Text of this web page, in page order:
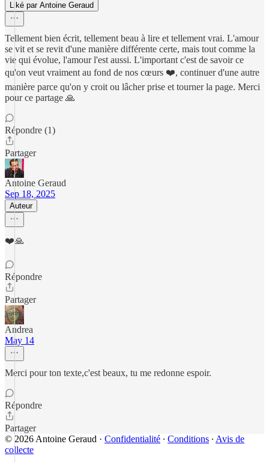
Liké par Antoine Geraud
Tellement bien écrit, tellement beau à lire et tellement vrai. L'amour
se vit et se revit d'une manière différente certe, mais tout comme la
vie qui évolue, l'amour l'est aussi. L'important c'est de savoir ce
qu'on veut vraiment au fond de nos cœurs ❤️, continuer d'une autre
manière parce qu'on y croit ou lâcher prise et tourner la page. Merci
pour ce partage 🙏
Répondre (1)
Partager
Antoine Geraud
Sep 18, 2025
Auteur
❤️🙏
Répondre
Partager
Andrea
May 14
Merci pour ton texte,c'est beaux, tu me redonne espoir.
Répondre
Partager
© 2026 Antoine Geraud · Confidentialité ∙ Conditions ∙ Avis de
collecte